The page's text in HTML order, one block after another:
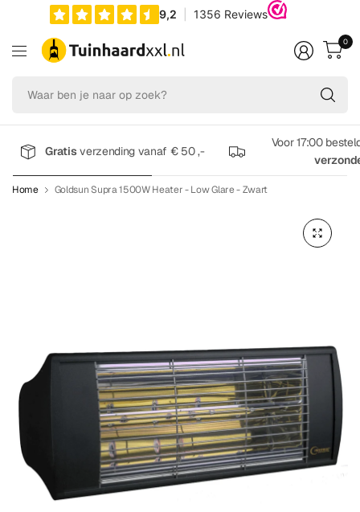
op
0
Gratisverzending vanaf € 50 ,-
Voor 17:00
Home Goldsun Supra 1500W Heater - Low Glare - Zwart